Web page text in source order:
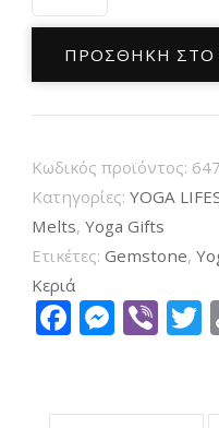
με
Πολύτιμους
Λίθους
Ροζ
Manifestation
Candle
Love
Spell
120g
ποσότητα
ΠΡΟΣΘΉΚΗ ΣΤΟ
Κωδικός προϊόντος:
Κατηγορίες: YOGA
Melts, Υoga Gifts
Ετικέτες: Gemstone,
Κεριά